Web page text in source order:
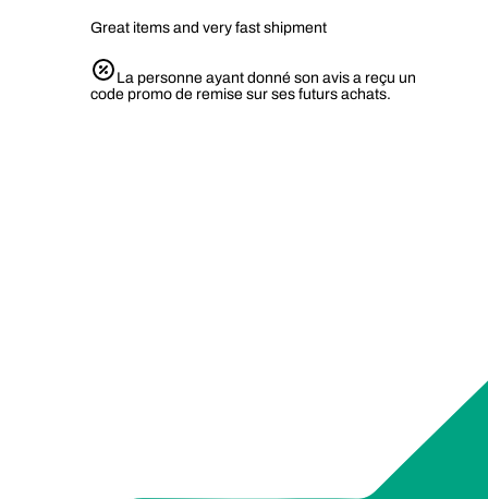
Great items and very fast shipment
La personne ayant donné son avis a reçu un
code promo de remise sur ses futurs achats.